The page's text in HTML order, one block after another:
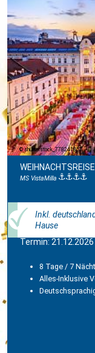
shutterstock_778241857
MS VistaMilla
Inkl.
Hause
Termin: 21.12.2026
8 Tage / 7
Alles-Inklusive